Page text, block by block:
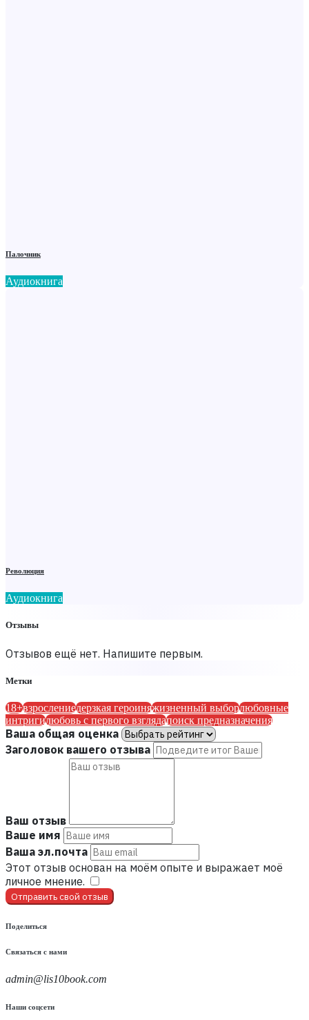
Палочник
Аудиокнига
Революция
Аудиокнига
Отзывы
Отзывов ещё нет. Напишите первым.
Метки
18+взрослениедерзкая героиняжизненный выборлюбовные
интригилюбовь с первого взглядапоиск предназначения
Ваша общая оценка
Заголовок вашего отзыва
Ваш отзыв
Ваше имя
Ваша эл.почта
Этот отзыв основан на моём опыте и выражает моё
личное мнение.
Отправить свой отзыв
Поделиться
Связаться с нами
admin@lis10book.com
Наши соцсети